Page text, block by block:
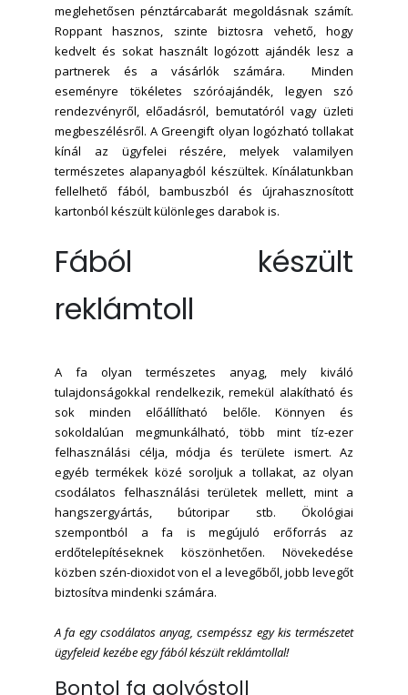
meglehetősen pénztárcabarát megoldásnak számít.
Roppant hasznos, szinte biztosra vehető, hogy
kedvelt és sokat használt logózott ajándék lesz a
partnerek és a vásárlók számára. Minden
eseményre tökéletes szóróajándék, legyen szó
rendezvényről, előadásról, bemutatóról vagy üzleti
megbeszélésről. A Greengift olyan logózható tollakat
kínál az ügyfelei részére, melyek valamilyen
természetes alapanyagból készültek. Kínálatunkban
fellelhető fából, bambuszból és újrahasznosított
kartonból készült különleges darabok is.
Fából készült
reklámtoll
A fa olyan természetes anyag, mely kiváló
tulajdonságokkal rendelkezik, remekül alakítható és
sok minden előállítható belőle. Könnyen és
sokoldalúan megmunkálható, több mint tíz-ezer
felhasználási célja, módja és területe ismert. Az
egyéb termékek közé soroljuk a tollakat, az olyan
csodálatos felhasználási területek mellett, mint a
hangszergyártás, bútoripar stb. Ökológiai
szempontból a fa is megújuló erőforrás az
erdőtelepítéseknek köszönhetően. Növekedése
közben szén-dioxidot von el a levegőből, jobb levegőt
biztosítva mindenki számára.
A fa egy csodálatos anyag, csempéssz egy kis természetet
ügyfeleid kezébe egy fából készült reklámtollal!
Bontol fa golyóstoll